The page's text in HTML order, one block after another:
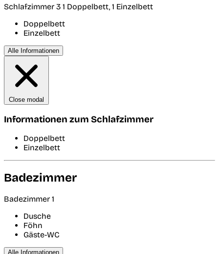
Schlafzimmer 3 1 Doppelbett, 1 Einzelbett
Doppelbett
Einzelbett
Alle Informationen
Close modal
Informationen zum Schlafzimmer
Doppelbett
Einzelbett
Badezimmer
Badezimmer 1
Dusche
Föhn
Gäste-WC
Alle Informationen